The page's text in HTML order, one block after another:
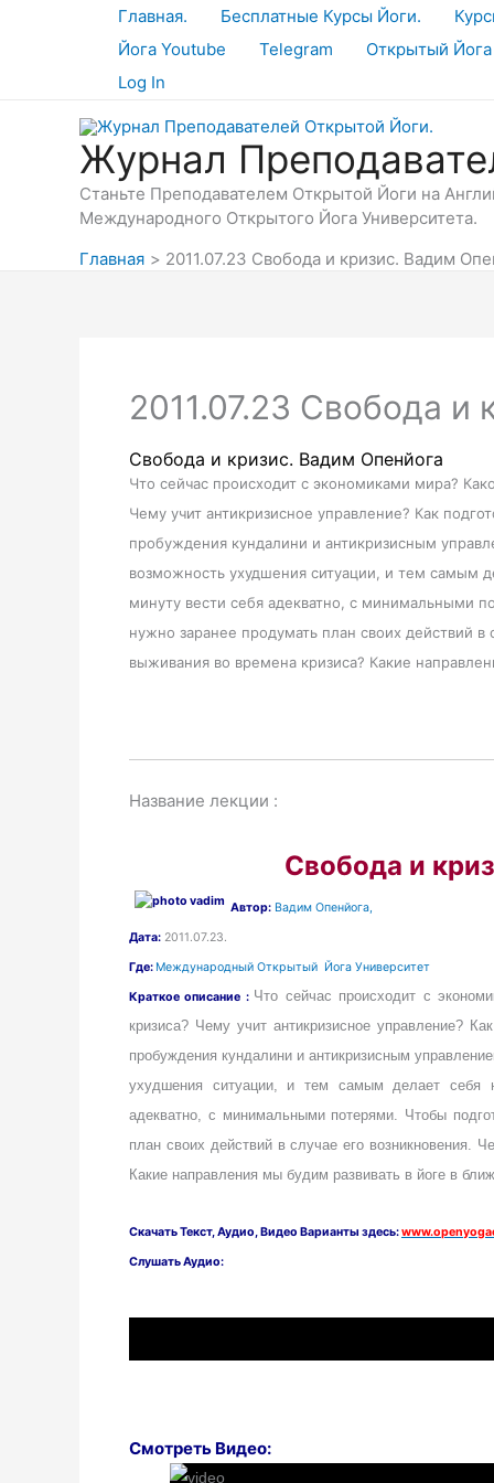
Главная. Бесплатные Курсы Йоги.
Йога Youtube
Telegram Открытый
Log In
Журнал
Станьте Преподавателем Открытой Йоги на
Международного Открытого Йога Университета.
Главная
2011.07.23 Свобода и кризис. Вадим
2011.07.23 Свобода и
Свобода и кризис. Вадим Опенйога
Что сейчас происходит с экономиками мира?
Чему учит антикризисное управление? Как
пробуждения кундалини и антикризисным
возможность ухудшения ситуации, и тем самым
минуту вести себя адекватно, с минимальными
нужно заранее продумать план своих действий в
выживания во времена кризиса? Какие
Название лекции :
Свобода и
Автор: Вадим Опенйога,
Дата: 2011.07.23.
Где: Международный Открытый Йога Университет
Краткое описание : Что сейчас происходит с
кризиса? Чему учит антикризисное управление?
пробуждения кундалини и антикризисным
ухудшения ситуации, и тем самым делает себя
адекватно, с минимальными потерями. Чтобы
план своих действий в случае его возникновения.
Какие направления мы будим развивать в йоге в
СкачатьТекст,Аудио, Видео Варианты здесь:
Слушать Аудио:
Смотреть Видео: